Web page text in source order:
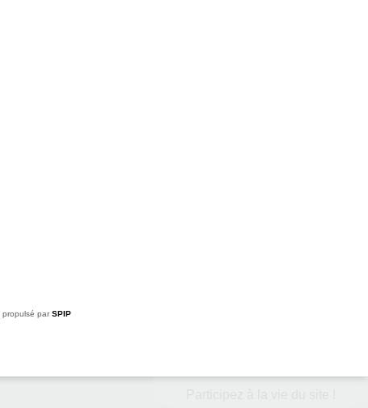
propulsé parSPIP